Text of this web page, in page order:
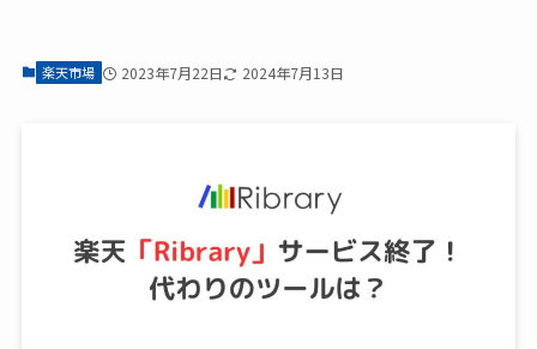
楽天市場 2023年7月22日 2024年7月13日